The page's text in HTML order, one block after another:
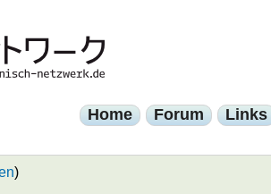
Home Forum Links
)